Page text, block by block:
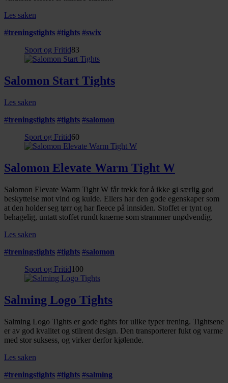
Les saken
#treningstights #tights #swix
Sport og Fritid83
Salomon Start Tights
Les saken
#treningstights #tights #salomon
Sport og Fritid60
Salomon Elevate Warm Tight W
Salomon Elevate Warm Tight W får trekk for å ikke gi særlig god
beskyttelse mot vind og kulde. Ellers har den gode egenskaper som
at den holder seg tørr og har fleece på innsiden. Stoffet er tynt og
behagelig, untatt stoffet rundt knærne som strammer unødvendig.
Les saken
#treningstights #tights #salomon
Sport og Fritid100
Salming Logo Tights
Salming Logo Tights er gode tights for ulike typer trening. Tightsene
er av god kvalitet og stilrent design. Den transporterer fukt og varme
med stor suksess, og virker derfor kjølende.
Les saken
#treningstights #tights #salming